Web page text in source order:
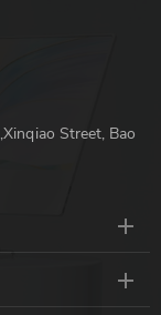
Street, Bao